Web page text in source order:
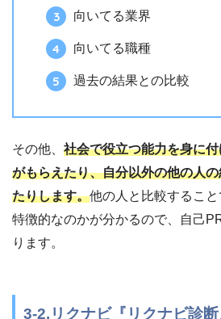
向いてる業界
向いてる職種
過去の結果との比較
その他、 社会で役立つ能力を身に
がもらえたり、自分以外の他の人
たりします。他の人と比較するこ
特徴的なのかが分かるので、自己
ります。
3-2.リクナビ『リクナビ診断